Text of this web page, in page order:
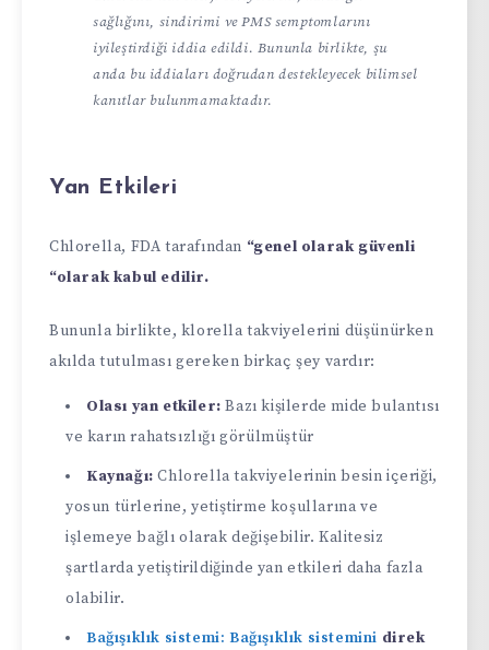
sağlığını, sindirimi ve PMS semptomlarını
iyileştirdiği iddia edildi. Bununla birlikte, şu
anda bu iddiaları doğrudan destekleyecek bilimsel
kanıtlar bulunmamaktadır.
Yan Etkileri
Chlorella, FDA tarafından “genel olarak güvenli
“olarak kabul edilir.
Bununla birlikte, klorella takviyelerini düşünürken
akılda tutulması gereken birkaç şey vardır:
Olası yan etkiler: Bazı kişilerde mide bulantısı
ve karın rahatsızlığı görülmüştür
Kaynağı: Chlorella takviyelerinin besin içeriği,
yosun türlerine, yetiştirme koşullarına ve
işlemeye bağlı olarak değişebilir. Kalitesiz
şartlarda yetiştirildiğinde yan etkileri daha fazla
olabilir.
Bağışıklık sistemi: Bağışıklık sistemini direk